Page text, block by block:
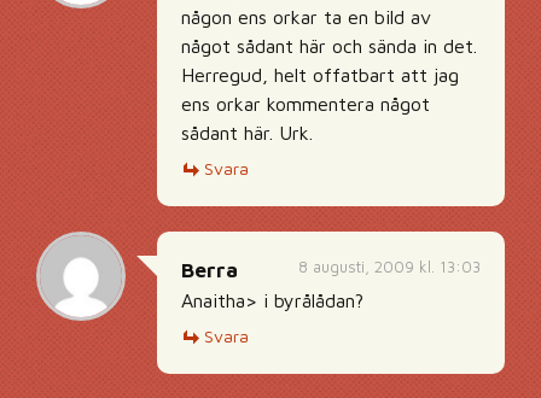
någon ens orkar ta en bild av
något sådant här och sända in det.
Herregud, helt offatbart att jag
ens orkar kommentera något
sådant här. Urk.
Svara
8 augusti, 2009 kl. 13:03
Berra
Anaitha> i byrålådan?
Svara